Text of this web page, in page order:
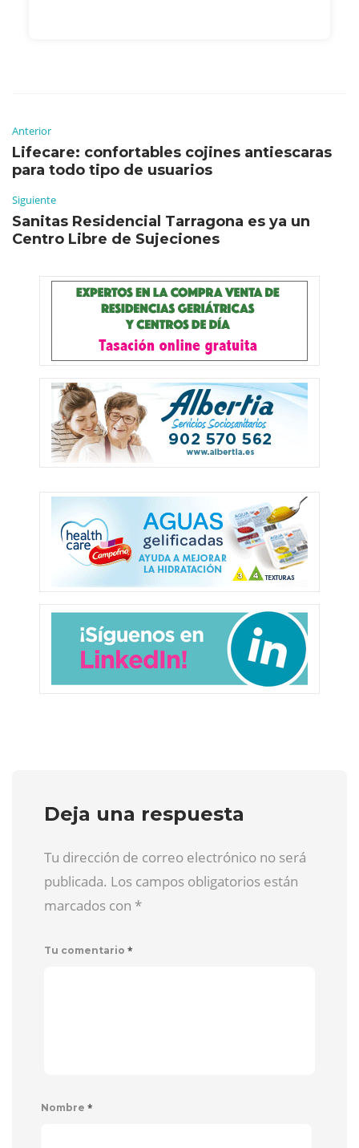
Anterior
Lifecare: confortables cojines antiescaras
para todo tipo de usuarios
Siguiente
Sanitas Residencial Tarragona es ya un
Centro Libre de Sujeciones
Deja una respuesta
Tu dirección de correo electrónico no será
publicada. Los campos obligatorios están
marcados con *
Tu comentario *
Nombre *